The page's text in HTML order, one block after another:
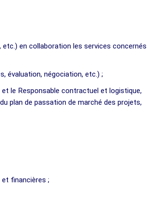
en collaboration les services concernés
évaluation, négociation, etc.) ;
le Responsable contractuel et logistique,
plan de passation de marché des projets,
financières ;